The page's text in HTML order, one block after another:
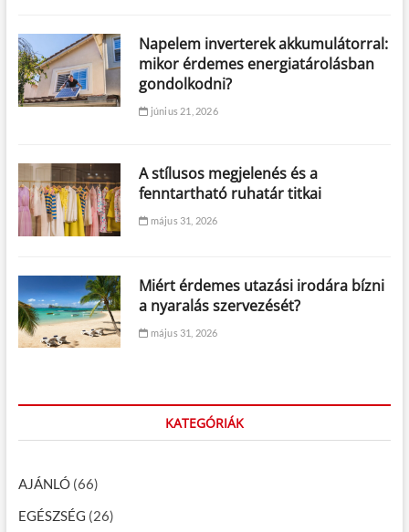
Napelem inverterek akkumulátorral:
mikor érdemes energiatárolásban
gondolkodni?
június 21, 2026
A stílusos megjelenés és a
fenntartható ruhatár titkai
május 31, 2026
Miért érdemes utazási irodára bízni
a nyaralás szervezését?
május 31, 2026
KATEGÓRIÁK
AJÁNLÓ(66)
EGÉSZSÉG (26)